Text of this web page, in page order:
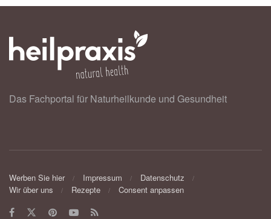
Das Fachportal für Naturheilkunde und Gesundheit
Werben Sie hier Impressum
Datenschutz
Wir über uns
Rezepte Consent anpassen